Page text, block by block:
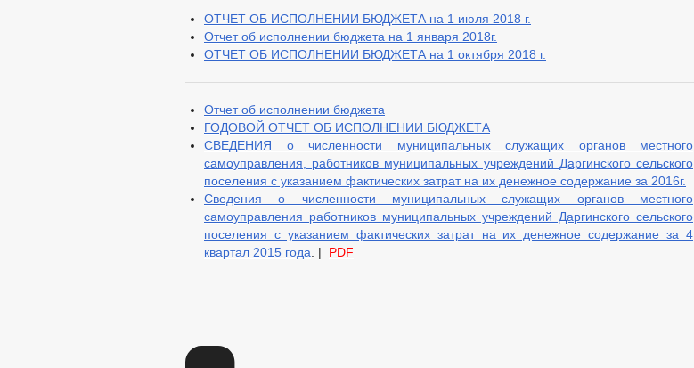
ОТЧЕТ ОБ ИСПОЛНЕНИИ БЮДЖЕТА на 1 июля 2018 г.
Отчет об исполнении бюджета на 1 января 2018г.
ОТЧЕТ ОБ ИСПОЛНЕНИИ БЮДЖЕТА на 1 октября 2018 г.
Отчет об исполнении бюджета
ГОДОВОЙ ОТЧЕТ ОБ ИСПОЛНЕНИИ БЮДЖЕТА
СВЕДЕНИЯ о численности муниципальных служащих органов местного
самоуправления, работников муниципальных учреждений Даргинского сельского
поселения с указанием фактических затрат на их денежное содержание за 2016г.
Сведения о численности муниципальных служащих органов местного
самоуправления работников муниципальных учреждений Даргинского сельского
поселения с указанием фактических затрат на их денежное содержание за 4
квартал 2015 года . | PDF